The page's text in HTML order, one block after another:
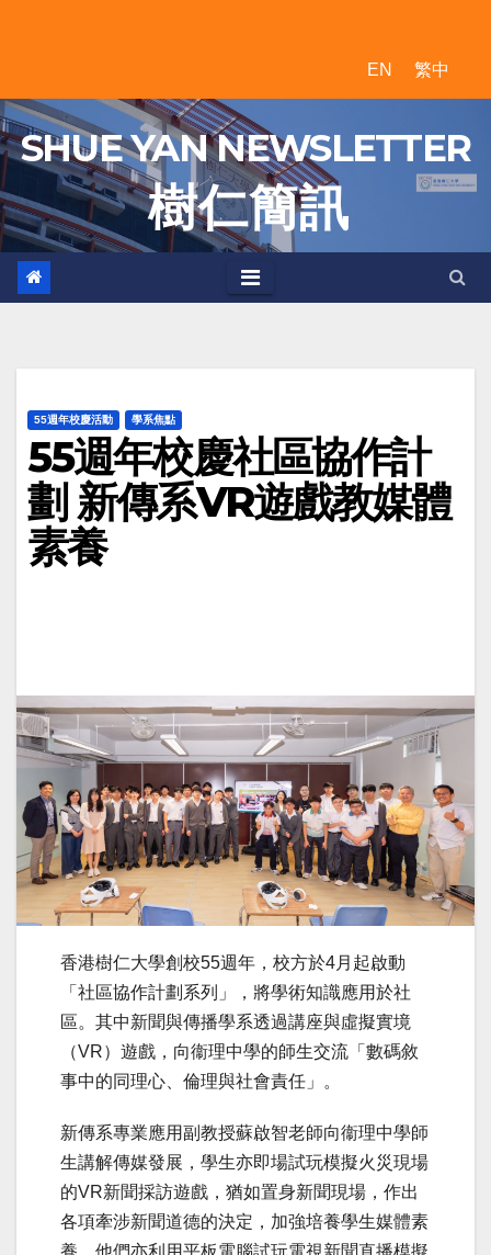
EN 繁中
SHUE YAN NEWSLETTER
樹 仁 簡 訊
55週年校慶活動 學系焦點
55週年校慶社區協作計
劃 新傳系VR遊戲教媒體
素養
香港樹仁大學創校55週年，校方於4月起啟動
「社區協作計劃系列」，將學術知識應用於社
區。其中新聞與傳播學系透過講座與虛擬實境
（VR）遊戲，向衞理中學的師生交流「數碼敘
事中的同理心、倫理與社會責任」。
新傳系專業應用副教授蘇啟智老師向衞理中學師
生講解傳媒發展，學生亦即場試玩模擬火災現場
的VR新聞採訪遊戲，猶如置身新聞現場，作出
各項牽涉新聞道德的決定，加強培養學生媒體素
養。他們亦利用平板電腦試玩電視新聞直播模擬